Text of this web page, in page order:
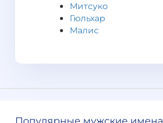
Митсуко
Гюльхар
Малис